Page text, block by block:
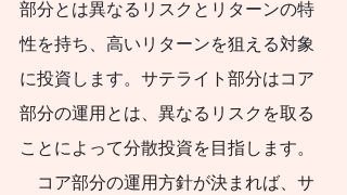
新NISAを活用して
資産形成を始めたい
と考えている人のた
めに、代表的な50の
疑問に答える形式で
部分とは異なるリスクとリターンの特
性を持ち、高いリターンを狙える対象
に投資します。 サテライト部分はコア
部分の運用とは、異なるリスクを取る
ことによって分散投資を目指します。
コア部分の運用方針が決まれば、サ